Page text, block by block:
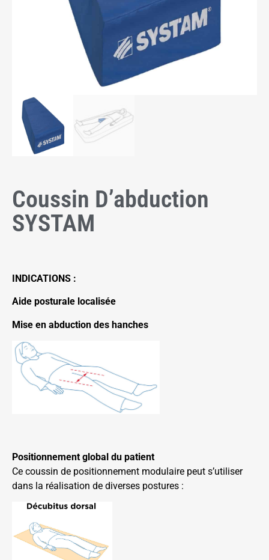
Coussin D’abduction
SYSTAM
INDICATIONS :
Aide posturale localisée
Mise en abduction des hanches
Positionnement global du patient
Ce coussin de positionnement modulaire peut s’utiliser
dans la réalisation de diverses postures :